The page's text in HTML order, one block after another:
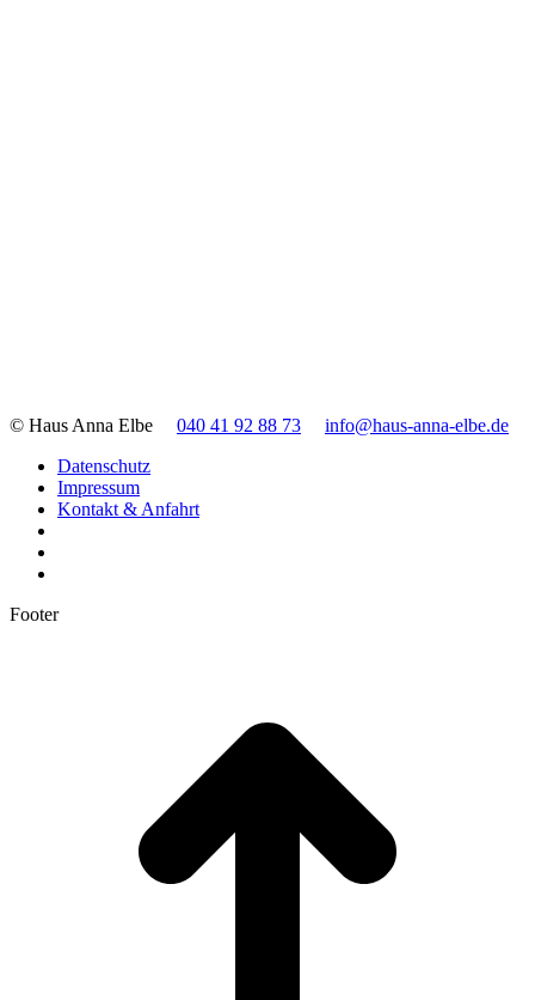
© Haus Anna Elbe 040 41 92 88 73
info@haus-anna-elbe.de
Datenschutz
Impressum
Kontakt & Anfahrt
Footer